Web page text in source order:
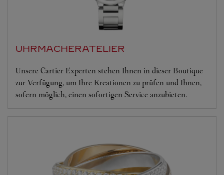
UHRMACHERATELIER
Unsere Cartier Experten stehen Ihnen in dieser Boutique
zur Verfügung, um Ihre Kreationen zu prüfen und Ihnen,
sofern möglich, einen sofortigen Service anzubieten.